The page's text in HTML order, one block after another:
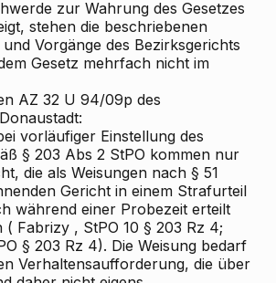
zur Wahrung des Gesetzes
stehen die beschriebenen
Vorgänge des Bezirksgerichts
Gesetz mehrfach nicht im
AZ 32 U 94/09p des
vorläufiger Einstellung des
§ 203 Abs 2 StPO kommen nur
die als Weisungen nach § 51
Gericht in einem Strafurteil
während einer Probezeit erteilt
( Fabrizy , StPO 10 § 203 Rz 4;
§ 203 Rz 4). Die Weisung bedarf
Verhaltensaufforderung, die über